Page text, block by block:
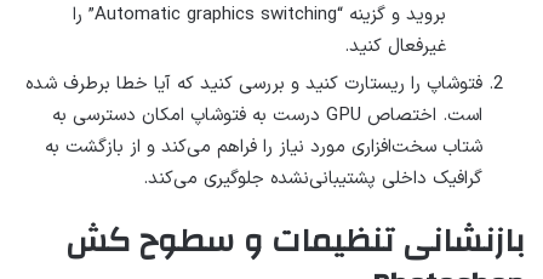
بروید و گزینه “Automatic graphics switching” را
غیرفعال کنید.
فتوشاپ را ریستارت کنید و بررسی کنید که آیا خطا برطرف شده
است. اختصاص GPU درست به فتوشاپ امکان دسترسی به
شتاب سخت‌افزاری مورد نیاز را فراهم می‌کند و از بازگشت به
گرافیک داخلی پشتیبانی‌نشده جلوگیری می‌کند.
بازنشانی تنظیمات و سطوح کش